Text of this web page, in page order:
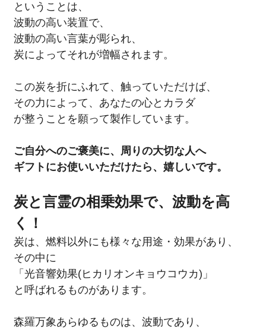
ということは、
波動の高い装置で、
波動の高い言葉が彫られ、
炭によってそれが増幅されます。
この炭を折にふれて、触っていただけば、
その力によって、あなたの心とカラダ
が整うことを願って製作しています。
ご自分へのご褒美に、周りの大切な人へ
ギフトにお使いいただけたら、嬉しいです。
炭と言霊の相乗効果で、波動を高
く！
炭は、燃料以外にも様々な用途・効果があり、
その中に
「光音響効果(ヒカリオンキョウコウカ)」
と呼ばれるものがあります。
森羅万象あらゆるものは、波動であり、